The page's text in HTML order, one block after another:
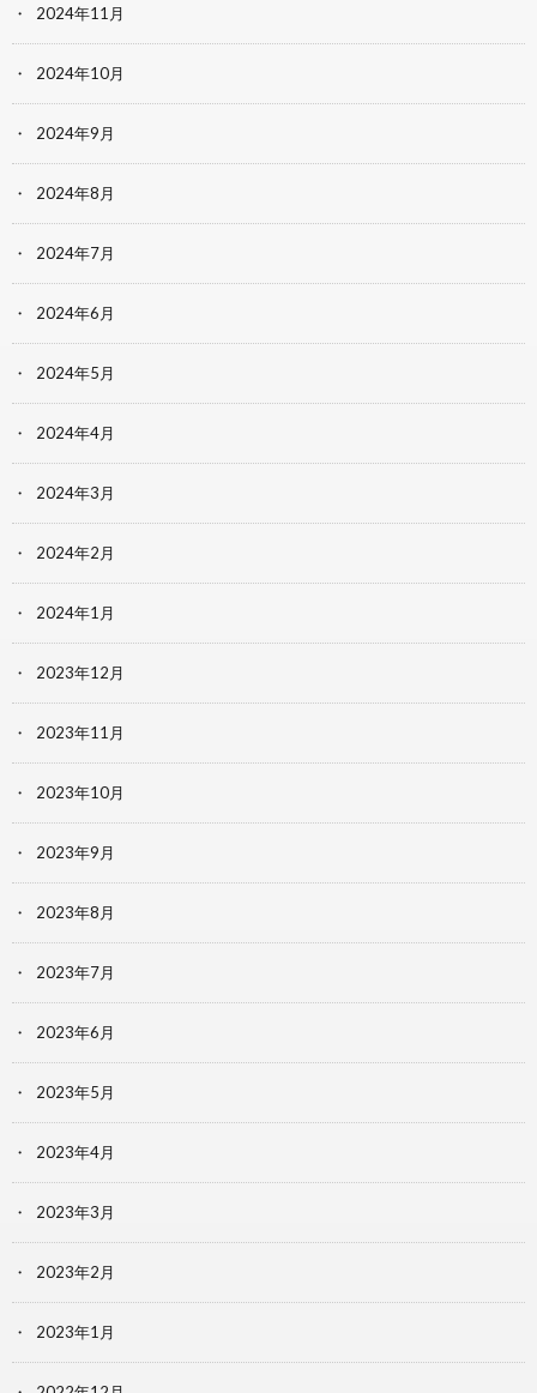
2024年11月
2024年10月
2024年9月
2024年8月
2024年7月
2024年6月
2024年5月
2024年4月
2024年3月
2024年2月
2024年1月
2023年12月
2023年11月
2023年10月
2023年9月
2023年8月
2023年7月
2023年6月
2023年5月
2023年4月
2023年3月
2023年2月
2023年1月